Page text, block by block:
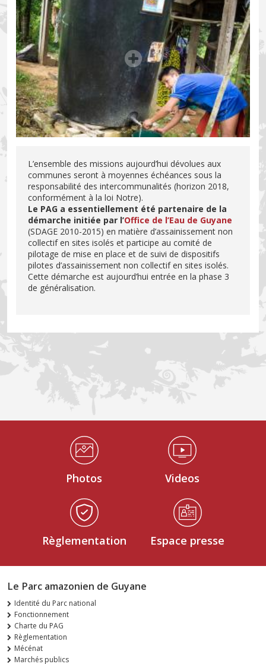
L’ensemble des missions aujourd’hui dévolues aux
communes seront à moyennes échéances sous la
responsabilité des intercommunalités (horizon 2018,
conformément à la loi Notre).
Le PAG a essentiellement été partenaire de la
démarche initiée par l’Office de l’Eau de Guyane
(SDAGE 2010-2015) en matière d’assainissement non
collectif en sites isolés et participe au comité de
pilotage de mise en place et de suivi de dispositifs
pilotes d’assainissement non collectif en sites isolés.
Cette démarche est aujourd’hui entrée en la phase 3
de généralisation.
Médiathèque Footer
Photos Videos
Règlementation Espace presse
Le Parc amazonien de Guyane
Identité du Parc national
Fonctionnement
Charte du PAG
Règlementation
Mécénat
Marchés publics